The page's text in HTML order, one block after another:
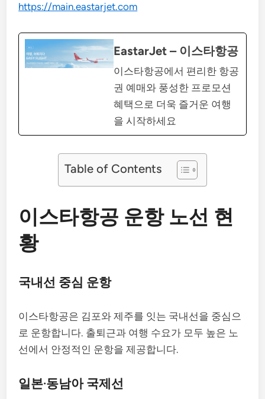
https://main.eastarjet.com
EastarJet – 이스타항공
이스타항공에서 편리한 항공
권 예매와 풍성한 프로모션
혜택으로 더욱 즐거운 여행
을 시작하세요
Table of Contents
이스타항공 운항 노선 현
황
국내선 중심 운항
이스타항공은 김포와 제주를 잇는 국내선을 중심으
로 운항합니다. 출퇴근과 여행 수요가 모두 높은 노
선에서 안정적인 운항을 제공합니다.
일본·동남아 국제선